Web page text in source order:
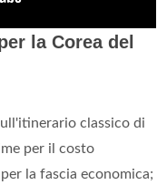
la Corea del
classico di
per il costo
la fascia economica;